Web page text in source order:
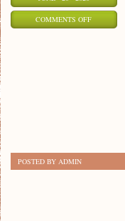
COMMENTS OFFON
POSTED BY ADMIN